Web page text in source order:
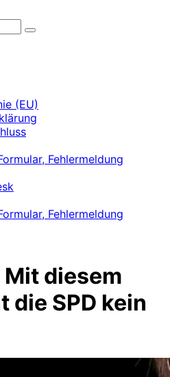
(EU)
Fehlermeldung
Fehlermeldung
diesem
die SPD kein